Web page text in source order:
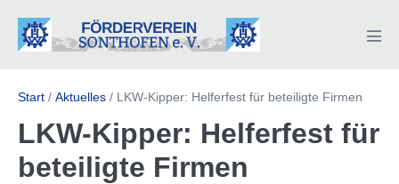
Inhalt
Start / Aktuelles / LKW-Kipper: Helferfest für beteiligte Firmen
LKW-Kipper: Helferfest für
beteiligte Firmen